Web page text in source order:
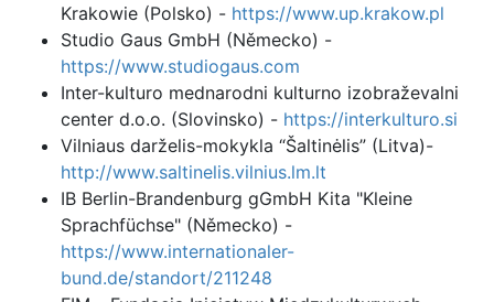
Krakowie (Polsko) - https://www.up.krakow.pl
Studio Gaus GmbH (Německo) -
https://www.studiogaus.com
Inter-kulturo mednarodni kulturno izobraževalni
center d.o.o. (Slovinsko) - https://interkulturo.si
Vilniaus darželis-mokykla “Šaltinėlis” (Litva)-
http://www.saltinelis.vilnius.lm.lt
IB Berlin-Brandenburg gGmbH Kita "Kleine
Sprachfüchse" (Německo) -
https://www.internationaler-
bund.de/standort/211248